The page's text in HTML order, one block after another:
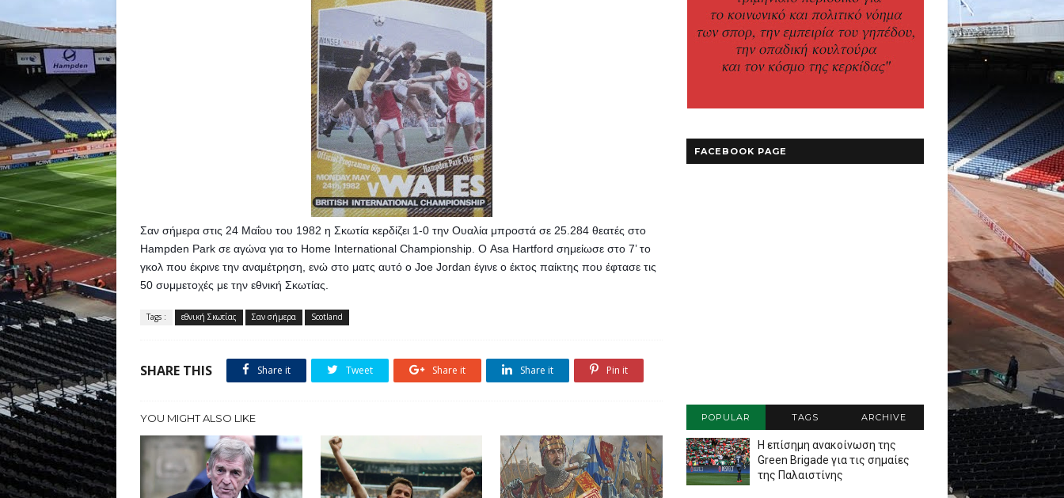
Σαν σήμερα στις 24 Μαΐου του 1982 η Σκωτία κερδίζει 1-0 την Ουαλία μπροστά σε 25.284 θεατές στο
Hampden Park σε αγώνα για το Home International Championship. Ο Asa Hartford σημείωσε στο 7’ το
γκολ που έκρινε την αναμέτρηση, ενώ στο ματς αυτό ο Joe Jordan έγινε ο έκτος παίκτης που έφτασε τις
50 συμμετοχές με την εθνική Σκωτίας.
Tags : εθνική Σκωτίας Σαν σήμερα Scotland
SHARE THIS Share it Tweet Share it Share it Pin it
YOU MIGHT ALSO LIKE
FACEBOOK PAGE
POPULAR TAGS ARCHIVE
Η επίσημη ανακοίνωση της
Green Brigade για τις σημαίες
της Παλαιστίνης